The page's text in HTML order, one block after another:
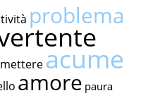
problema
acume
amore paura